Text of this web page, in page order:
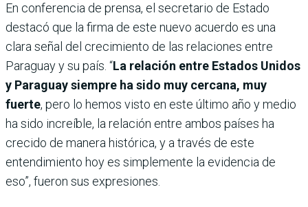
En conferencia de prensa, el secretario de Estado
destacó que la firma de este nuevo acuerdo es una
clara señal del crecimiento de las relaciones entre
Paraguay y su país. “La relación entre Estados Unidos
y Paraguay siempre ha sido muy cercana, muy
fuerte, pero lo hemos visto en este último año y medio
ha sido increíble, la relación entre ambos países ha
crecido de manera histórica, y a través de este
entendimiento hoy es simplemente la evidencia de
eso”, fueron sus expresiones.